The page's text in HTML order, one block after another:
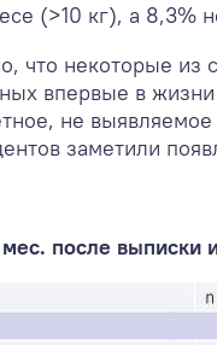
(>10 кг), а 8,3%
что некоторые из
впервые в
не
заметили
после выписки